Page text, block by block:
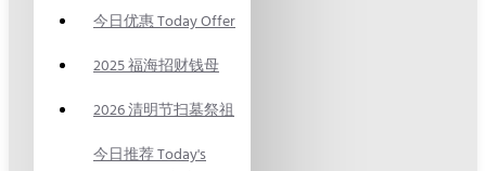
今日优惠 Today Offer
2025 福海招财钱母
2026 清明节扫墓祭祖
今日推荐 Today's